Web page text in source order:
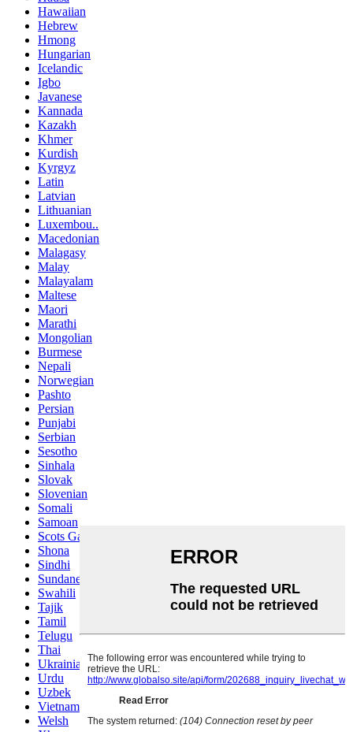
Hawaiian
Hebrew
Hmong
Hungarian
Icelandic
Igbo
Javanese
Kannada
Kazakh
Khmer
Kurdish
Kyrgyz
Latin
Latvian
Lithuanian
Luxembou..
Macedonian
Malagasy
Malay
Malayalam
Maltese
Maori
Marathi
Mongolian
Burmese
Nepali
Norwegian
Pashto
Persian
Punjabi
Serbian
Sesotho
Sinhala
Slovak
Slovenian
Somali
Samoan
Scots Gaelic
Shona
Sindhi
Sundanese
Swahili
Tajik
Tamil
Telugu
Thai
Ukrainian
Urdu
Uzbek
Vietnamese
Welsh